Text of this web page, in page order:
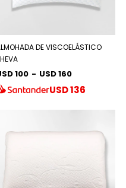
DE VISCOELÁSTICO
100 - USD 160
USD136